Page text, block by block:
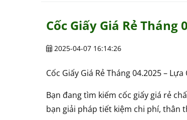
Cốc Giấy Giá Rẻ Tháng
2025-04-07 16:14:26
Cốc Giấy Giá Rẻ Tháng 04.2025 –
Bạn đang tìm kiếm cốc giấy giá rẻ
bạn giải pháp tiết kiệm chi phí, thân